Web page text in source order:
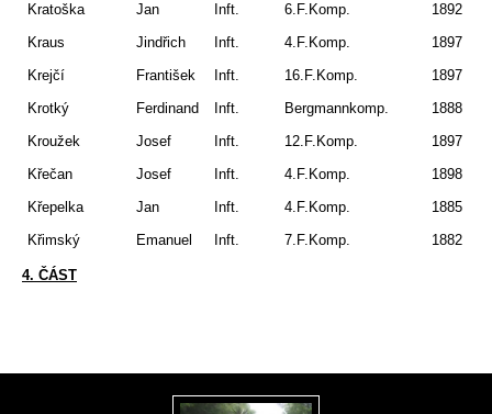
Kratoška
Jan Inft. 6.F.Komp. 1892
Kraus
Jindřich Inft. 4.F.Komp.
1897
Krejčí
František Inft. 16.F.Komp. 1897
Krotký
Ferdinand Inft. Bergmannkomp. 1888
Kroužek
Josef Inft. 12.F.Komp. 1897
Křečan
Josef Inft. 4.F.Komp. 1898
Křepelka
Jan Inft. 4.F.Komp. 1885
Křimský
Emanuel Inft. 7.F.Komp. 1882
4. ČÁST